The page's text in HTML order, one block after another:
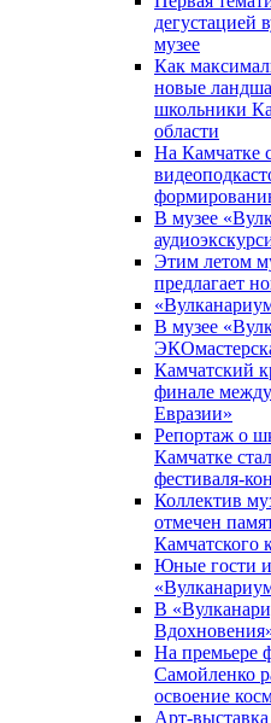
дегустацией
музее
Как
новые
школьники
области
На Камчатке
В музее
Этим летом
предлагает
В музее
Камчатский
финале
Евразии»
Репортаж о
Камчатке
фестиваля-
Коллектив
отмечен
Камчатского
Юные гости
В
На премьере
Самойленко
освоение
Арт-